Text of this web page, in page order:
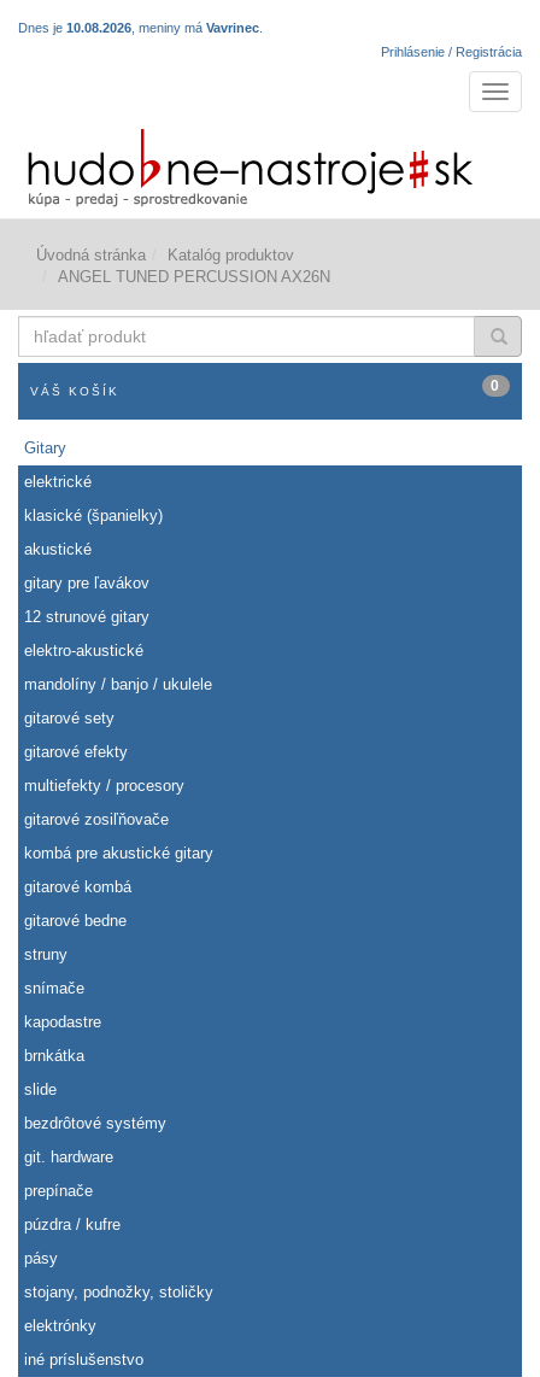
Dnes je 10.08.2026 , meniny má Vavrinec
Prihlásenie / Registrácia
Úvodná stránka
Katalóg produktov
ANGEL TUNED PERCUSSION AX26N
produkt
VÁŠ KOŠÍK 0
Gitary
elektrické
klasické (španielky)
akustické
gitary pre ľavákov
12 strunové gitary
elektro-akustické
mandolíny / banjo / ukulele
gitarové sety
gitarové efekty
multiefekty / procesory
gitarové zosiľňovače
kombá pre akustické gitary
gitarové kombá
gitarové bedne
struny
snímače
kapodastre
brnkátka
slide
bezdrôtové systémy
git. hardware
prepínače
púzdra / kufre
pásy
stojany, podnožky, stoličky
elektrónky
iné príslušenstvo